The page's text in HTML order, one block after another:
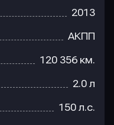
2013
АКПП
120 356 км.
2.0 л
150 л.с.